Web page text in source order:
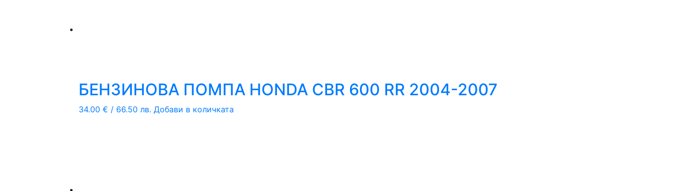
БЕНЗИНОВА ПОМПА HONDA CBR 600 RR 2004-2007
34.00 € / 66.50 лв. Добави в количката